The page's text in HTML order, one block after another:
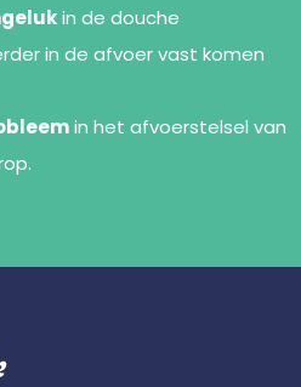
in de douche
in de afvoer vast komen
in het afvoerstelsel van